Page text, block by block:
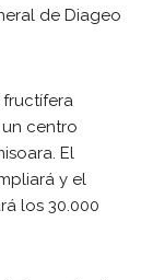
de Diageo
fructífera
centro
El
y el
los 30.000